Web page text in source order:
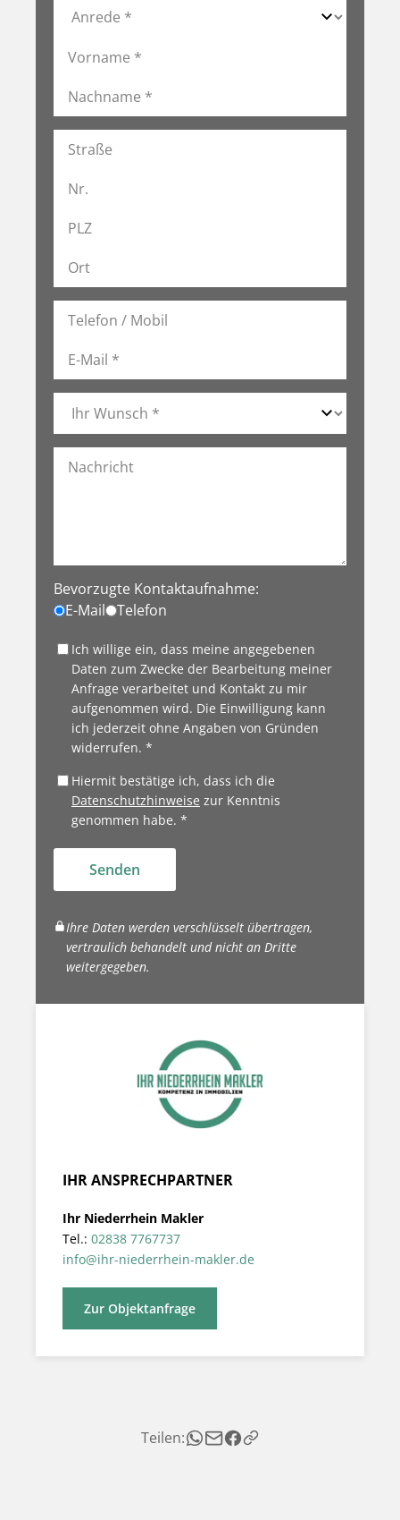
Bevorzugte Kontaktaufnahme:
E-Mail
Telefon
Ich willige ein, dass meine angegebenen
Daten zum Zwecke der Bearbeitung meiner
Anfrage verarbeitet und Kontakt zu mir
aufgenommen wird. Die Einwilligung kann
ich jederzeit ohne Angaben von Gründen
widerrufen. *
Hiermit bestätige ich, dass ich die
Datenschutzhinweise zur Kenntnis
genommen habe. *
Senden
Ihre Daten werden verschlüsselt übertragen,
vertraulich behandelt und nicht an Dritte
weitergegeben.
IHR ANSPRECHPARTNER
Ihr Niederrhein Makler
Tel.: 02838 7767737
info@ihr-niederrhein-makler.de
Zur Objektanfrage
Teilen: